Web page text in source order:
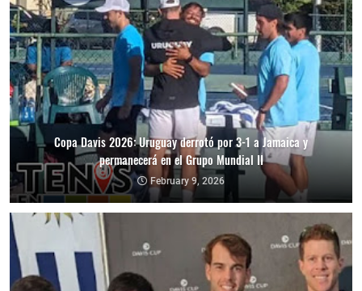
Copa Davis 2026: Uruguay derrotó por 3-1 a Jamaica y
permanecerá en el Grupo Mundial II
February 9, 2026